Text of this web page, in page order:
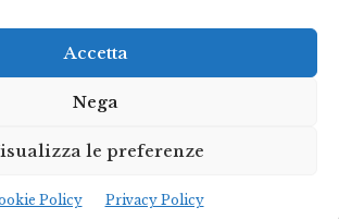
Accetta
Nega
le preferenze
Policy Privacy Policy
del Tronto